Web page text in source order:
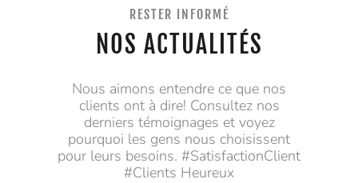
RESTER INFORMÉ
NOS ACTUALITÉS
Nous aimons entendre ce que nos
clients ont à dire! Consultez nos
derniers témoignages et voyez
pourquoi les gens nous choisissent
pour leurs besoins. #SatisfactionClient
#Clients Heureux